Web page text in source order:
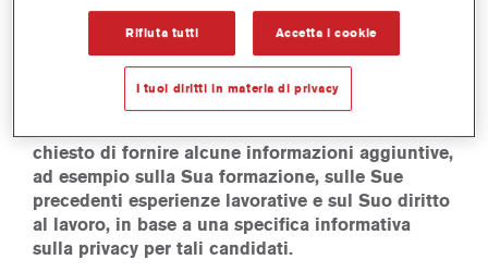
in genere, i dati personali che ci fornisce possono
includere nome, affiliazione aziendale, indirizzo aziendale,
numero di telefono e indirizzo e-mail, nonché qualsiasi
dato personale necessario per risolvere eventuali richieste
di informazioni o reclami.Se Lei si candida per un
chiesto di fornire alcune informazioni aggiuntive,
ad esempio sulla Sua formazione, sulle Sue
precedenti esperienze lavorative e sul Suo diritto
al lavoro, in base a una specifica informativa
sulla privacy per tali candidati.
Rifiuta tutti Accetta i cookie
I tuoi diritti in materia di privacy